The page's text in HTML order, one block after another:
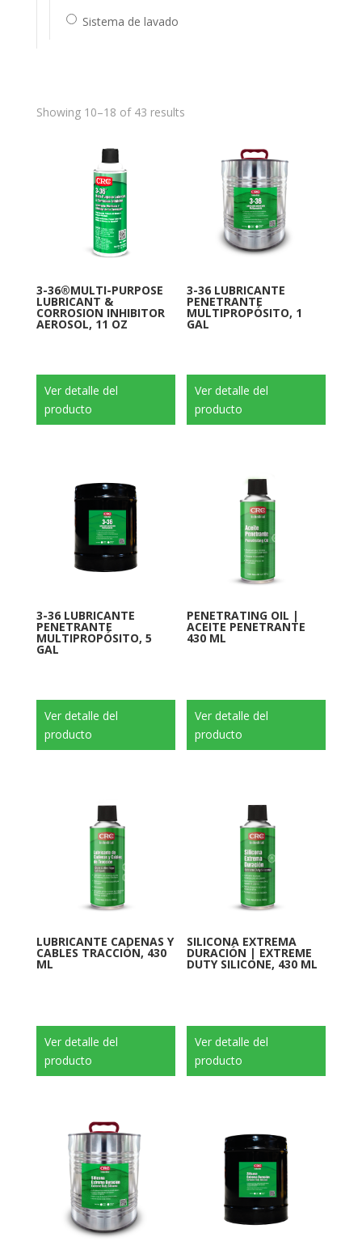
Sistema de lavado
Showing 10–18 of 43 results
3-36®MULTI-PURPOSE
LUBRICANT &
CORROSION INHIBITOR
AEROSOL, 11 OZ
Ver detalle del
producto
3-36 LUBRICANTE
PENETRANTE
MULTIPROPÓSITO, 1
GAL
Ver detalle del
producto
3-36 LUBRICANTE
PENETRANTE
MULTIPROPÓSITO, 5
GAL
Ver detalle del
producto
PENETRATING OIL |
ACEITE PENETRANTE
430 ML
Ver detalle del
producto
LUBRICANTE CADENAS Y
CABLES TRACCIÓN, 430
ML
Ver detalle del
producto
SILICONA EXTREMA
DURACIÓN | EXTREME
DUTY SILICONE, 430 ML
Ver detalle del
producto